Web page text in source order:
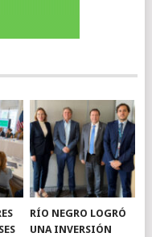
RÍO NEGRO LOGRÓ
UNA INVERSIÓN